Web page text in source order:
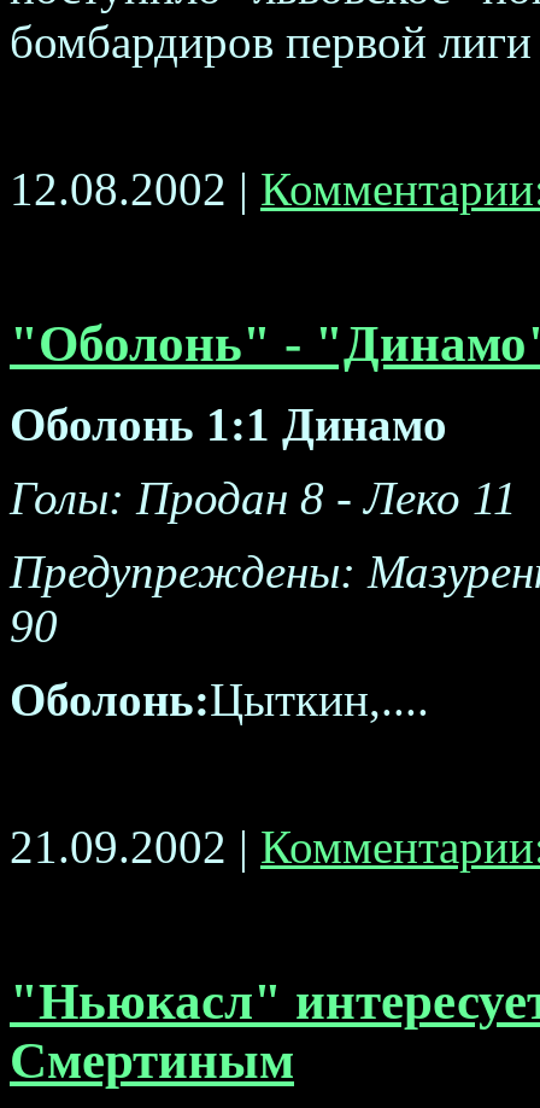
бомбардиров первой
12.08.2002 |
"Оболонь" -
Оболонь 1:1 Динамо
Голы: Продан 8 - Леко 11
Предупреждены:
90
Оболонь:Цыткин,....
21.09.2002 |
"Ньюкасл"
Смертиным